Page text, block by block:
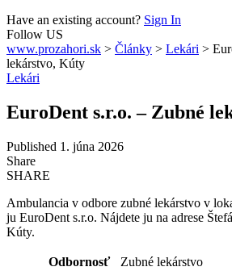
Have an existing account? Sign In
Follow US
www.prozahori.sk > Články > Lekári >
lekárstvo, Kúty
Lekári
EuroDent s.r.o. – Zubné
Published 1. júna 2026
Share
SHARE
Ambulancia v odbore zubné lekárstvo v
ju EuroDent s.r.o. Nájdete ju na adrese
Kúty.
Odbornosť
Zubné lekárstvo